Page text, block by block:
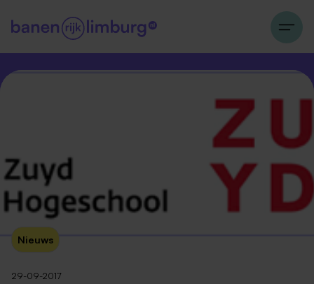
Nieuws
29-09-2017